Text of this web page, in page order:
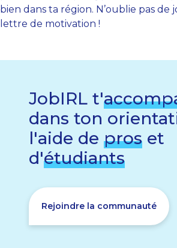
bien dans ta région. N’oublie pas de
lettre de motivation !
JobIRL t'
dans ton
l'aide de pros et
d'étudiants
Rejoindre la communauté